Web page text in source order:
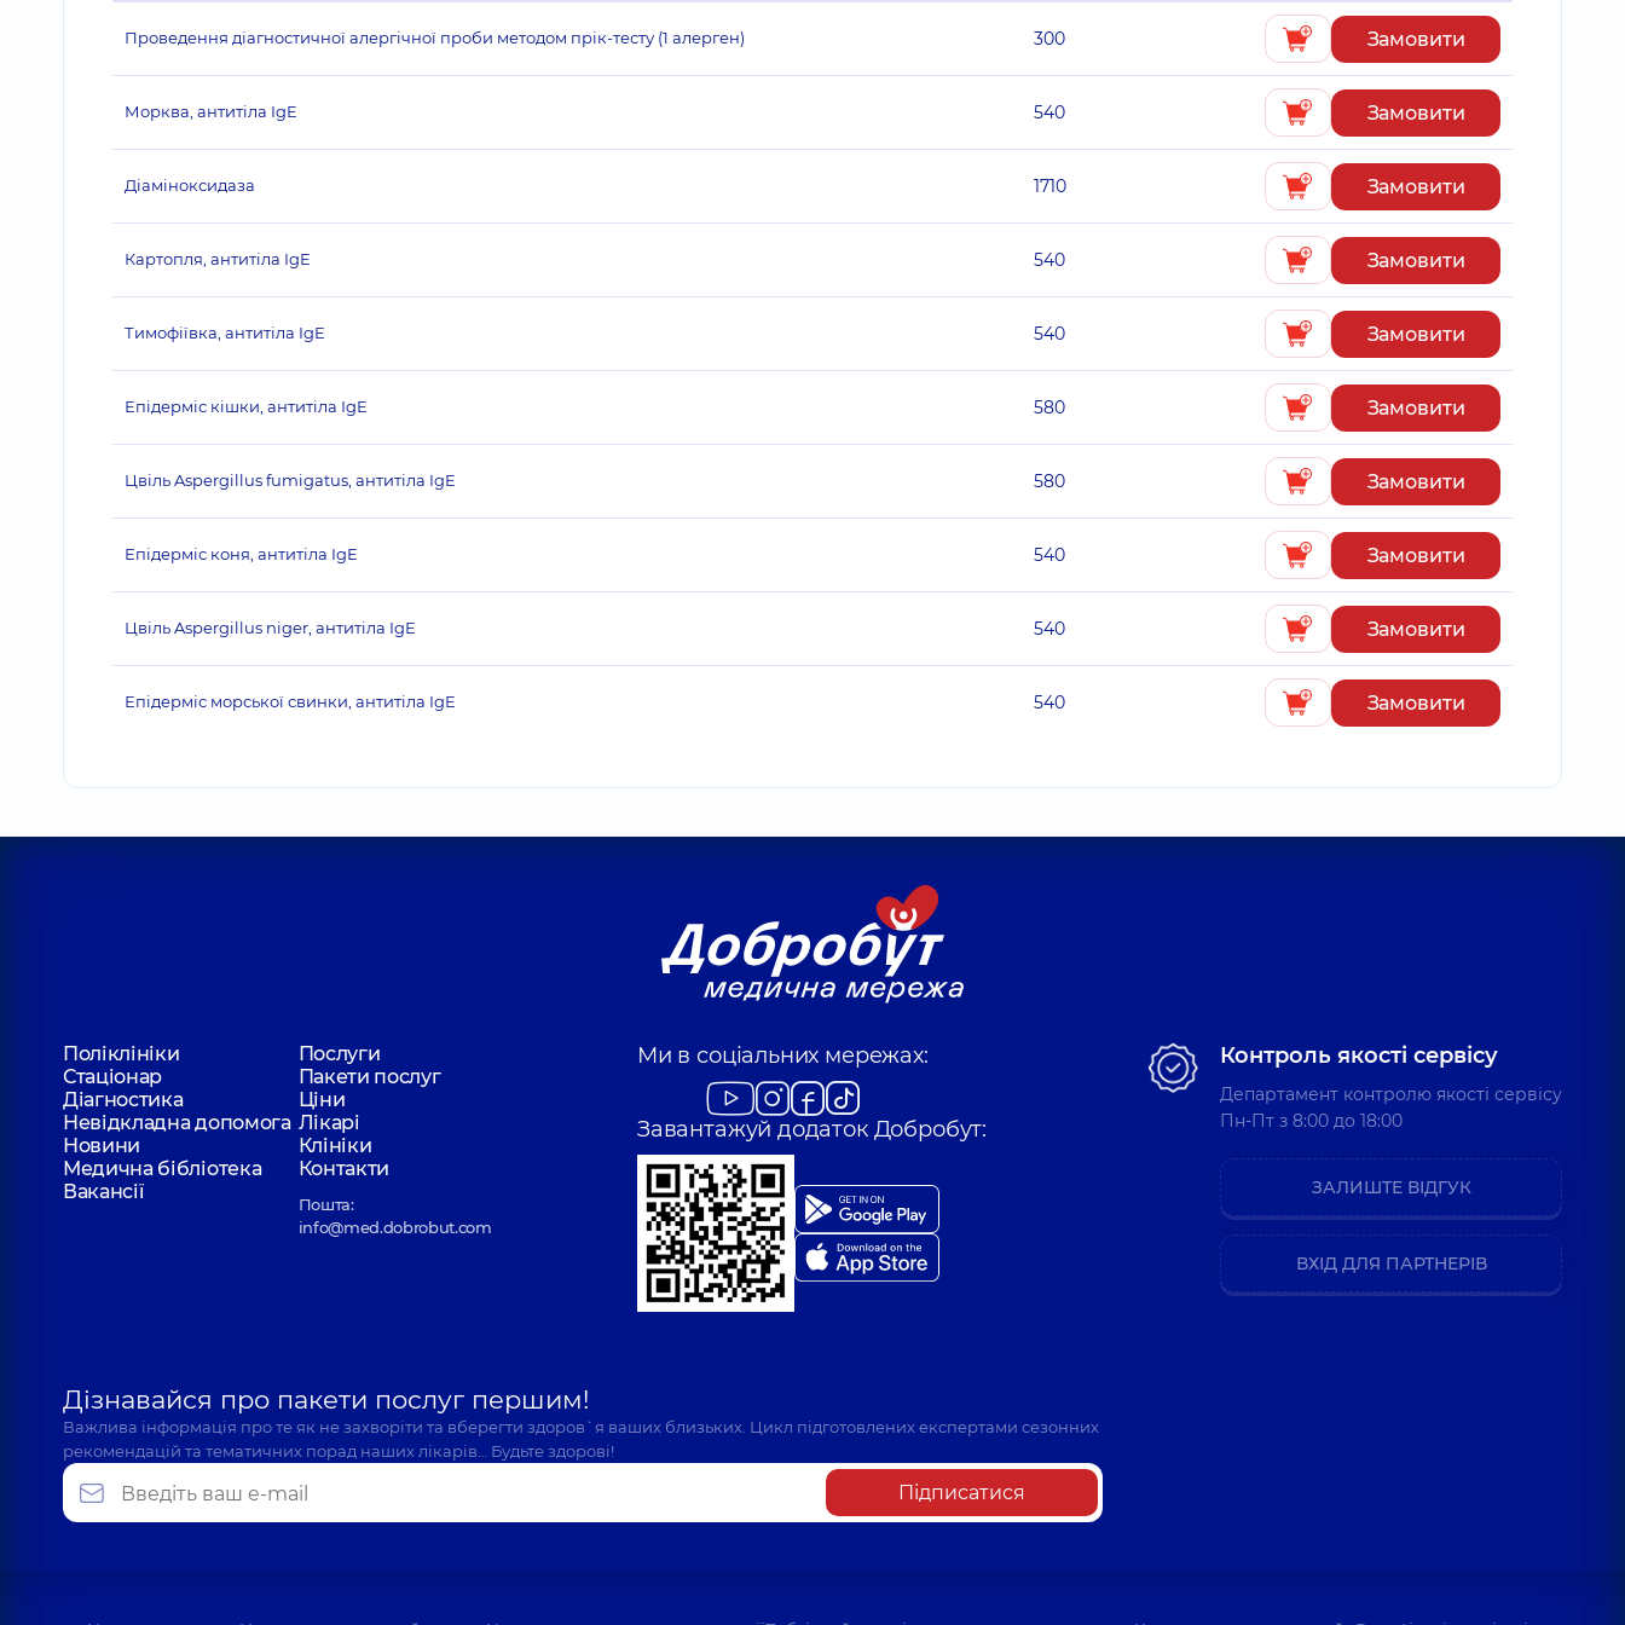
Проведення діагностичної алергічної проби методом прік-тесту (1 алерген) 300 Замовити
Морква, антитіла IgE 540 Замовити
Діаміноксидаза 1710 Замовити
Картопля, антитіла IgE 540 Замовити
Тимофіївка, антитіла IgE 540 Замовити
Епідерміс кішки, антитіла IgE 580 Замовити
Цвіль Aspergillus fumigatus, антитіла IgE 580 Замовити
Епідерміс коня, антитіла IgE 540 Замовити
Цвіль Aspergillus niger, антитіла IgE 540 Замовити
Епідерміс морської свинки, антитіла IgE 540 Замовити
Поліклініки
Послуги
Стаціонар
Пакети послуг
Діагностика
Ціни
Невідкладна допомога Лікарі
Новини
Клініки
Медична бібліотека
Контакти
Вакансії
Пошта:
info@med.dobrobut.com
Ми в соціальних мережах:
Завантажуй додаток Добробут:
Дізнавайся про пакети послуг першим!
Важлива інформація про те як не захворіти та вберегти здоров`я ваших близьких. Цикл підготовлених експертами сезонних
рекомендацій та тематичних порад наших лікарів… Будьте здорові!
Підписатися
Контроль якості сервісу
Департамент контролю якості сервісу
Пн-Пт з 8:00 до 18:00
ЗАЛИШТЕ ВІДГУК
ВХІД ДЛЯ ПАРТНЕРІВ